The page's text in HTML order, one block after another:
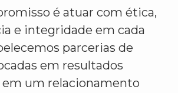
é atuar com ética,
e integridade em cada
parcerias de
em resultados
um relacionamento